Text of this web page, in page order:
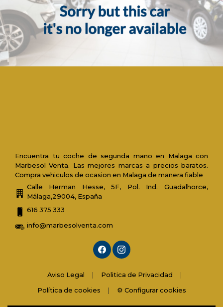
Encuentra tu coche de segunda mano en Malaga con
Marbesol Venta. Las mejores marcas a precios baratos.
Compra vehiculos de ocasion en Malaga de manera fiable
Calle Herman Hesse, 5F, Pol. Ind. Guadalhorce,
Málaga,29004, España
616 375 333
info@marbesolventa.com
Aviso Legal | Politica de Privacidad
|
Política de cookies
| ⚙️ Configurar cookies